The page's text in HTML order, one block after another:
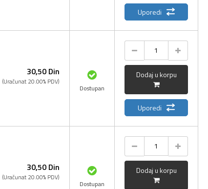
Uporedi
30,50 Din
(Uračunat 20.00% PDV)
Dostupan
Dodaj u korpu
Uporedi
30,50 Din
(Uračunat 20.00% PDV)
Dostupan
Dodaj u korpu